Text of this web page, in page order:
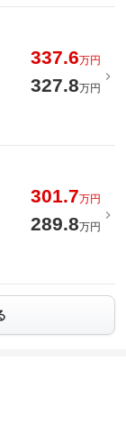
337.6万円
327.8万円
301.7万円
289.8万円